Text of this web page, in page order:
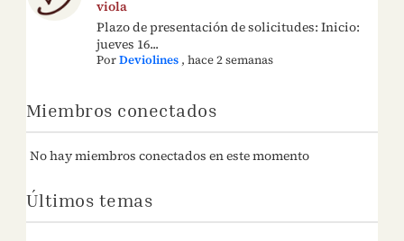
viola
Plazo de presentación de solicitudes: Inicio:
jueves 16...
PorDeviolines ,hace 2 semanas
Miembros conectados
No hay miembros conectados en este momento
Últimos temas